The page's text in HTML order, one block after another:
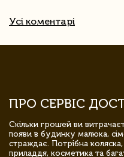
Усі коментарі
ПРО СЕРВІС
Скільки грошей ви
появи в будинку малюка,
страждає. Потрібна
приладдя, косметика та